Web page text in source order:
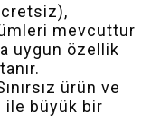
mevcuttur
uygun özellik
ürün ve
ile büyük bir